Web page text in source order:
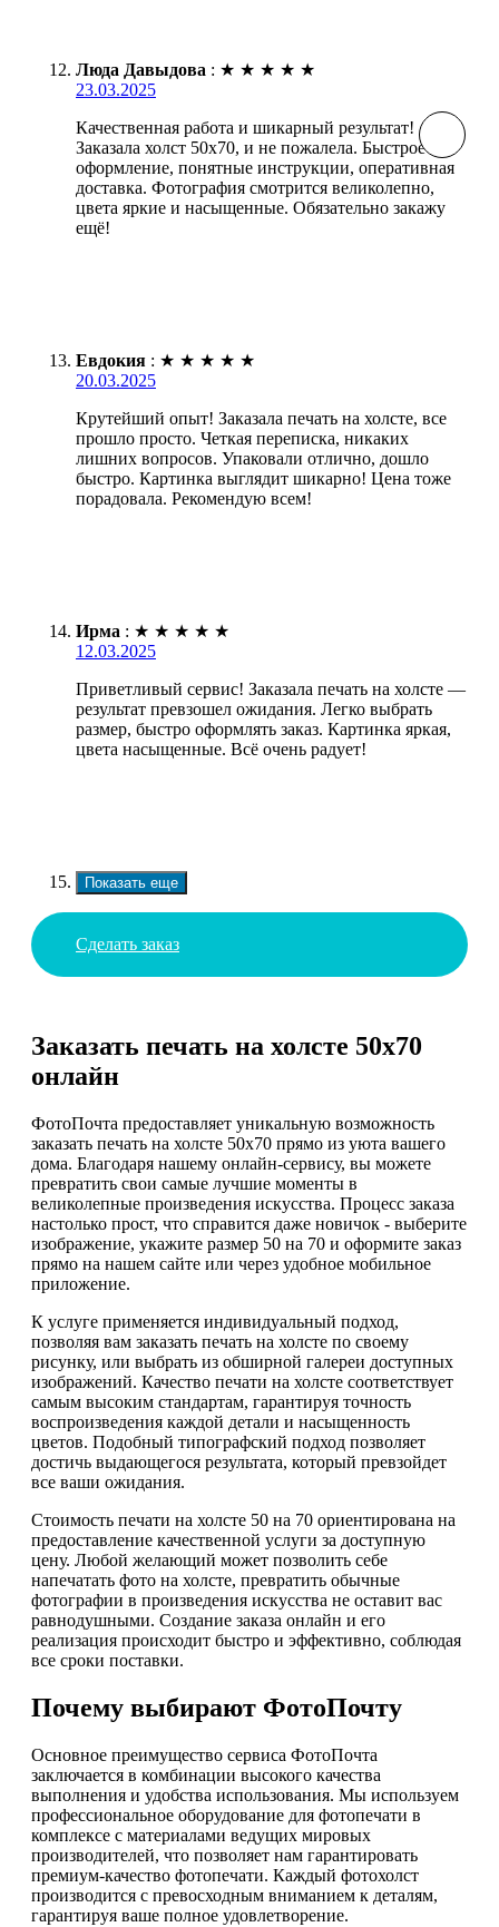
Люда Давыдова : ★ ★ ★ ★ ★
23.03.2025
Качественная работа и шикарный результат!
Заказала холст 50х70, и не пожалела. Быстрое
оформление, понятные инструкции, оперативная
доставка. Фотография смотрится великолепно,
цвета яркие и насыщенные. Обязательно закажу
ещё!
Евдокия : ★ ★ ★ ★ ★
20.03.2025
Крутейший опыт! Заказала печать на холсте, все
прошло просто. Четкая переписка, никаких
лишних вопросов. Упаковали отлично, дошло
быстро. Картинка выглядит шикарно! Цена тоже
порадовала. Рекомендую всем!
Ирма : ★ ★ ★ ★ ★
12.03.2025
Приветливый сервис! Заказала печать на холсте —
результат превзошел ожидания. Легко выбрать
размер, быстро оформлять заказ. Картинка яркая,
цвета насыщенные. Всё очень радует!
Показать еще
Сделать заказ
Заказать печать на холсте 50х70
онлайн
ФотоПочта предоставляет уникальную возможность
заказать печать на холсте 50х70 прямо из уюта вашего
дома. Благодаря нашему онлайн-сервису, вы можете
превратить свои самые лучшие моменты в
великолепные произведения искусства. Процесс заказа
настолько прост, что справится даже новичок - выберите
изображение, укажите размер 50 на 70 и оформите заказ
прямо на нашем сайте или через удобное мобильное
приложение.
К услуге применяется индивидуальный подход,
позволяя вам заказать печать на холсте по своему
рисунку, или выбрать из обширной галереи доступных
изображений. Качество печати на холсте соответствует
самым высоким стандартам, гарантируя точность
воспроизведения каждой детали и насыщенность
цветов. Подобный типографский подход позволяет
достичь выдающегося результата, который превзойдет
все ваши ожидания.
Стоимость печати на холсте 50 на 70 ориентирована на
предоставление качественной услуги за доступную
цену. Любой желающий может позволить себе
напечатать фото на холсте, превратить обычные
фотографии в произведения искусства не оставит вас
равнодушными. Создание заказа онлайн и его
реализация происходит быстро и эффективно, соблюдая
все сроки поставки.
Почему выбирают ФотоПочту
Основное преимущество сервиса ФотоПочта
заключается в комбинации высокого качества
выполнения и удобства использования. Мы используем
профессиональное оборудование для фотопечати в
комплексе с материалами ведущих мировых
производителей, что позволяет нам гарантировать
премиум-качество фотопечати. Каждый фотохолст
производится с превосходным вниманием к деталям,
гарантируя ваше полное удовлетворение.